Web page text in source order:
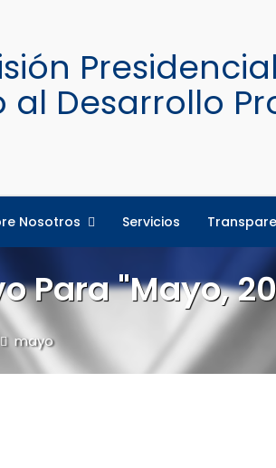
Nosotros Servicios
Para "mayo,
mayo